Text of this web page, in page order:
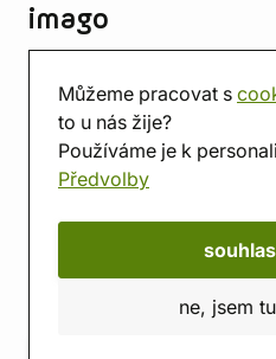
Můžeme pracovat s
to u nás žije?
Používáme je k
Předvolby
ne, jsem
imago
Prodejna
Herna
O nás
Hodnocení obchodu